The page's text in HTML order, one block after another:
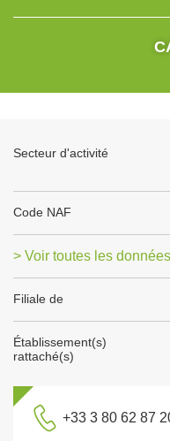
Secteur d'activité
Code NAF
> Voir toutes les
Filiale de
Établissement(s)
rattaché(s)
+33 3 80 62 87